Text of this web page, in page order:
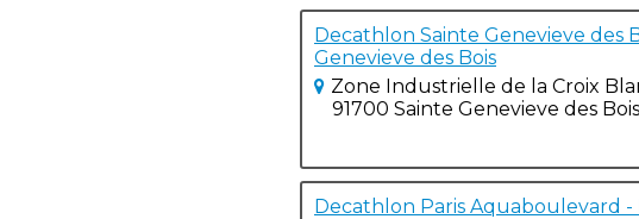
Decathlon Sainte Genevieve des
Genevieve des Bois
Zone Industrielle de la Croix
91700 Sainte Genevieve des Bois
Decathlon Paris Aquaboulevard -